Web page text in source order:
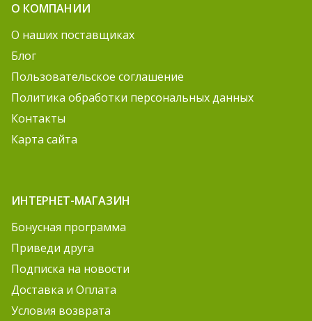
О КОМПАНИИ
О наших поставщиках
Блог
Пользовательское соглашение
Политика обработки персональных данных
Контакты
Карта сайта
ИНТЕРНЕТ-МАГАЗИН
Бонусная программа
Приведи друга
Подписка на новости
Доставка и Оплата
Условия возврата